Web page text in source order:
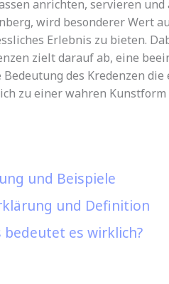
anrichten, servieren
wird besonderer Wert
Erlebnis zu bieten.
zielt darauf ab, eine
des Kredenzen die
zu einer wahren Kunstform
und Beispiele
und Definition
bedeutet es wirklich?